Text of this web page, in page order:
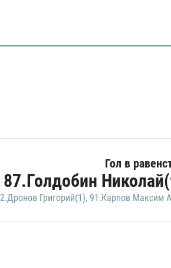
Гол в
87.Голдобин
2.Дронов Григорий(1), 91.Карпов Максим